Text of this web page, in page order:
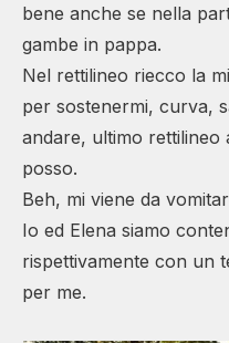
bene anche se nella
gambe in pappa.
Nel rettilineo riecco la
per sostenermi, curva,
andare, ultimo
posso.
Beh, mi viene da
Io ed Elena siamo
rispettivamente con un
per me.